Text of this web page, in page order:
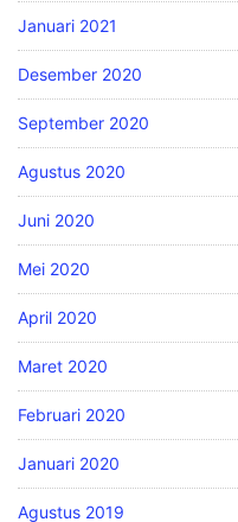
Januari 2021
Desember 2020
September 2020
Agustus 2020
Juni 2020
Mei 2020
April 2020
Maret 2020
Februari 2020
Januari 2020
Agustus 2019